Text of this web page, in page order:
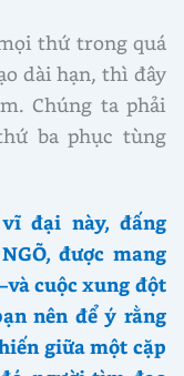
thứ trong quá
dài hạn, thì đây
Chúng ta phải
ba phục tùng
đại này, đấng
được mang
cuộc xung đột
nên để ý rằng
giữa một cặp